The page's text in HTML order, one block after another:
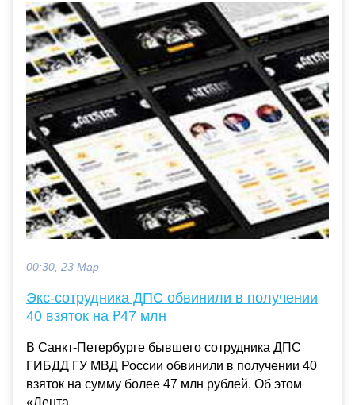
00:30, 23 Мар
Экс-сотрудника ДПС обвинили в получении
40 взяток на ₽47 млн
В Санкт-Петербурге бывшего сотрудника ДПС
ГИБДД ГУ МВД России обвинили в получении 40
взяток на сумму более 47 млн рублей. Об этом